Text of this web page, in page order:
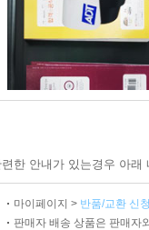
한 안내가 있는경우 아
마이페이지 > 반품/교환 신
판매자 배송 상품은 판매자